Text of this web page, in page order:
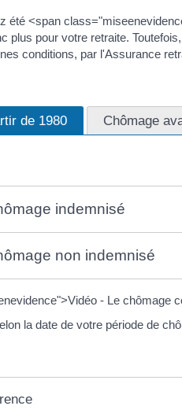
été <span
plus pour votre retraite.
conditions, par l'Assurance
de 1980 Chômage
indemnisé
non indemnisé
- Le chômage
la date de votre période de